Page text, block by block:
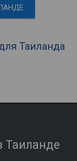
Таиланда
Таиланде